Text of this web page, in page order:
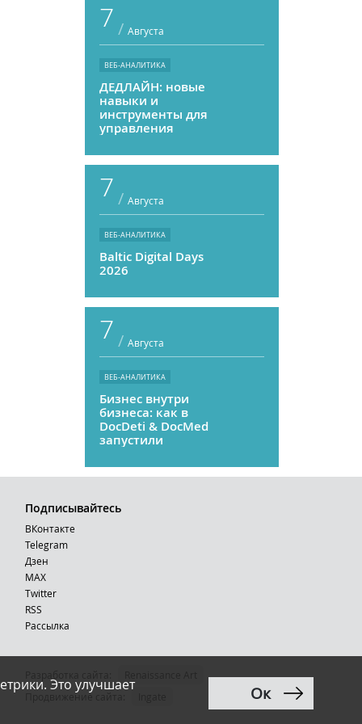
7 / Августа
ВЕБ-АНАЛИТИКА
ДЕДЛАЙН: новые
навыки и
инструменты для
управления
7 / Августа
ВЕБ-АНАЛИТИКА
Baltic Digital Days
2026
7 / Августа
ВЕБ-АНАЛИТИКА
Бизнес внутри
бизнеса: как в
DocDeti & DocMed
запустили
как стартап
Это улучшает Ок
Подписывайтесь
ВКонтакте
Telegram
Дзен
MAX
Тwitter
RSS
Рассылка
Продвижение сайта
12+